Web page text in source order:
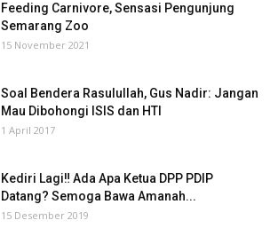
Feeding Carnivore, Sensasi Pengunjung
Semarang Zoo
15 November 2021
Soal Bendera Rasulullah, Gus Nadir: Jangan
Mau Dibohongi ISIS dan HTI
1 April 2017
Kediri Lagi‼ Ada Apa Ketua DPP PDIP
Datang? Semoga Bawa Amanah...
15 Desember 2019